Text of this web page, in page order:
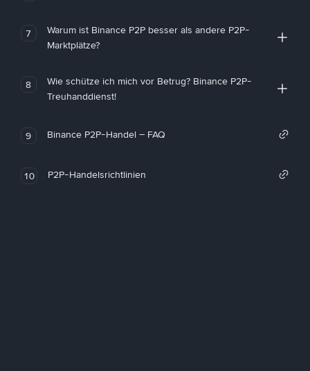
7
Warum ist Binance P2P besser als andere P2P-
Marktplätze?
8
Wie schütze ich mich vor Betrug? Binance P2P-
Treuhanddienst!
9 Binance P2P-Handel – FAQ
10 P2P-Handelsrichtlinien